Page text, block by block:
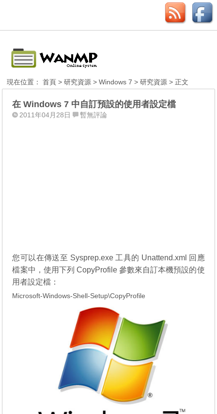
現在位置：首頁 >研究資源 >Windows 7 >研究資源 > 正文
在 Windows 7 中自訂預設的使用者設定檔
2011年04月28日 暫無評論
您可以在傳送至 Sysprep.exe 工具的 Unattend.xml 回應
檔案中，使用下列 CopyProfile 參數來自訂本機預設的使
用者設定檔：
Microsoft-Windows-Shell-Setup\CopyProfile